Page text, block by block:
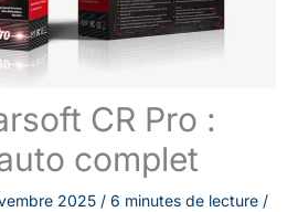
CR Pro :
complet
2025 / 6 minutes de lecture /